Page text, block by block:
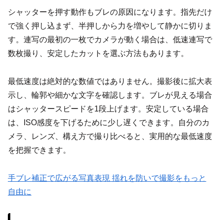
シャッターを押す動作もブレの原因になります。指先だけ
で強く押し込まず、半押しから力を増やして静かに切りま
す。連写の最初の一枚でカメラが動く場合は、低速連写で
数枚撮り、安定したカットを選ぶ方法もあります。
最低速度は絶対的な数値ではありません。撮影後に拡大表
示し、輪郭や細かな文字を確認します。ブレが見える場合
はシャッタースピードを1段上げます。安定している場合
は、ISO感度を下げるために少し遅くできます。自分のカ
メラ、レンズ、構え方で撮り比べると、実用的な最低速度
を把握できます。
手ブレ補正で広がる写真表現 揺れを防いで撮影をもっと
自由に